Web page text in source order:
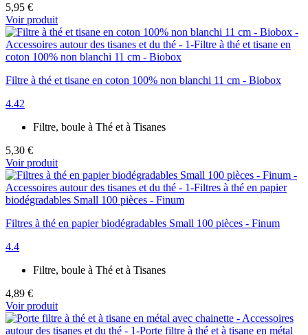
5,95 €
Voir produit
Filtre à thé et tisane en coton 100% non blanchi 11 cm - Biobox
4.42
Filtre, boule à Thé et à Tisanes
5,30 €
Voir produit
Filtres à thé en papier biodégradables Small 100 pièces - Finum
4.4
Filtre, boule à Thé et à Tisanes
4,89 €
Voir produit